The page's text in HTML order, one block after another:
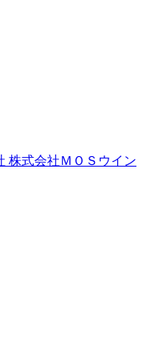
株式会社ＭＯＳウイン